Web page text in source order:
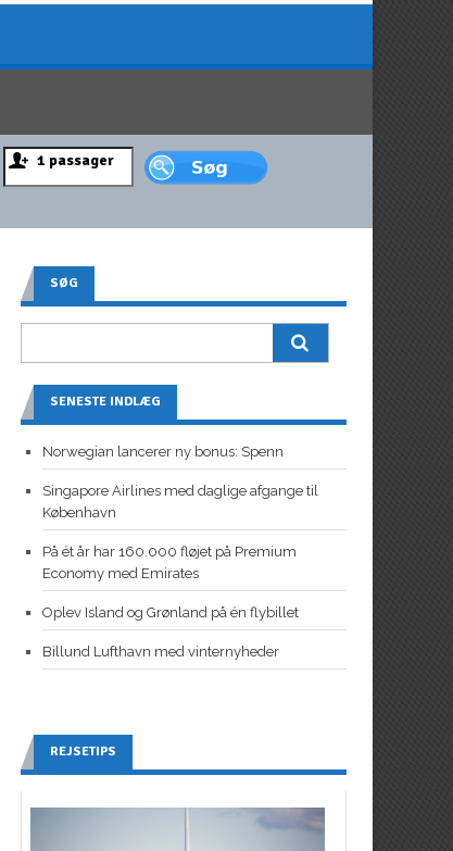
SØG
SENESTE INDLÆG
Norwegian lancerer ny bonus: Spenn
Singapore Airlines med daglige afgange til
København
På ét år har 160.000 fløjet på Premium
Economy med Emirates
Oplev Island og Grønland på én flybillet
Billund Lufthavn med vinternyheder
REJSETIPS